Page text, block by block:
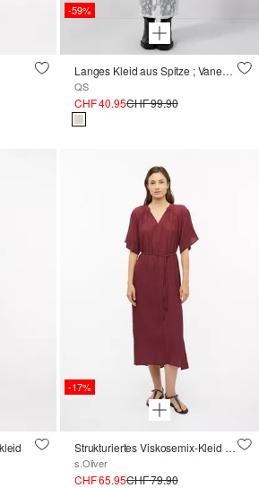
-59%
Langes Kleid aus Spitze ; Vanessa Mai
QS
CHF 40.95CHF 99.90
-17%
Strukturiertes Viskosemix-Kleid im Relaxed Fit
s.Oliver
CHF 65.95CHF 79.90